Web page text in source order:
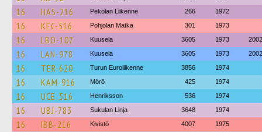
16 HAS-216 Pekolan Liikenne 266 1972
16 KEC-516 Pohjolan Matka 301 1973
16 LBO-107 Kuusela 3605 1973 2002
16 LAN-978 Kuusela 3605 1973 2002
16 TER-620 Turun Euroliikenne 3856 1974
16 KAM-916 Mörö 425 1974
16 UCE-516 Henriksson 536 1974
16 UBJ-783 Sukulan Linja 3648 1974
16 IBB-216 Kivistö 4007 1975